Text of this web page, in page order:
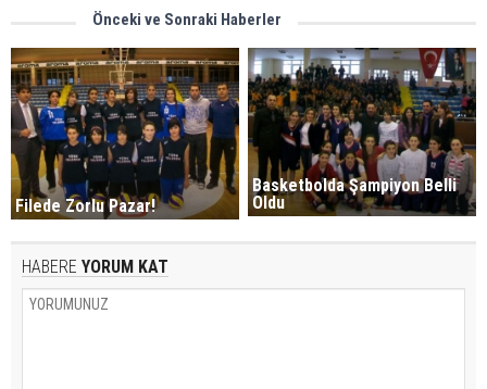
Önceki ve Sonraki Haberler
Filede Zorlu Pazar!
Basketbolda Şampiyon Belli
Oldu
HABERE YORUM KAT